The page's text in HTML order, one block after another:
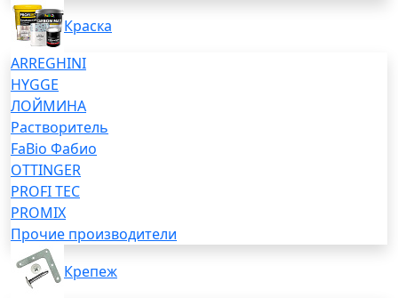
Краска
ARREGHINI
HYGGE
ЛОЙМИНА
Растворитель
FaBio Фабио
OTTINGER
PROFI TEC
PROMIX
Прочие производители
Крепеж